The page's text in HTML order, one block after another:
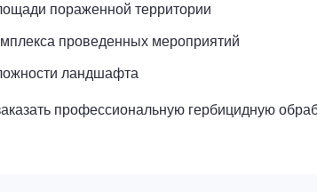
пораженной территории
проведенных мероприятий
ландшафта
профессиональную гербицидную